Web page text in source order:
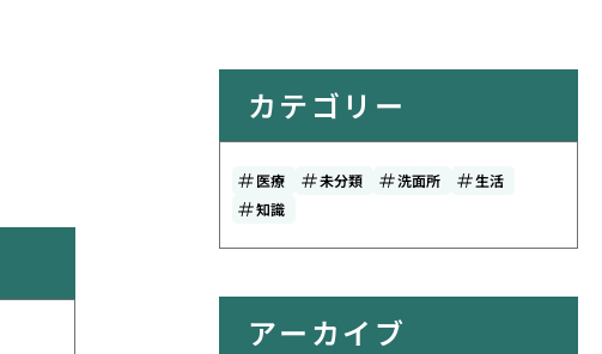
カテゴリー
医療 未分類 洗面所
生活
知識
アーカイブ